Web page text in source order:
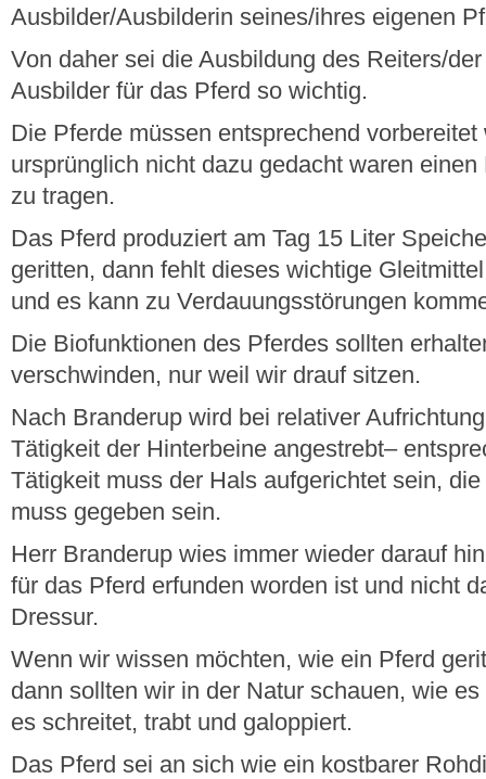
Ausbilder/Ausbilderin seines/ihres eigenen
Von daher sei die Ausbildung des Reiters/
Ausbilder für das Pferd so wichtig.
Die Pferde müssen entsprechend vorbereitet
ursprünglich nicht dazu gedacht waren
zu tragen.
Das Pferd produziert am Tag 15 Liter
geritten, dann fehlt dieses wichtige
und es kann zu Verdauungsstörungen
Die Biofunktionen des Pferdes sollten
verschwinden, nur weil wir drauf sitzen.
Nach Branderup wird bei relativer
Tätigkeit der Hinterbeine angestrebt–
Tätigkeit muss der Hals aufgerichtet sein,
muss gegeben sein.
Herr Branderup wies immer wieder darauf
für das Pferd erfunden worden ist und nicht
Dressur.
Wenn wir wissen möchten, wie ein Pferd
dann sollten wir in der Natur schauen, wie
es schreitet, trabt und galoppiert.
Das Pferd sei an sich wie ein kostbarer